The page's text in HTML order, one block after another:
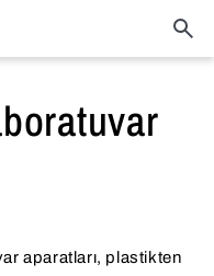
aparatları, plastikten